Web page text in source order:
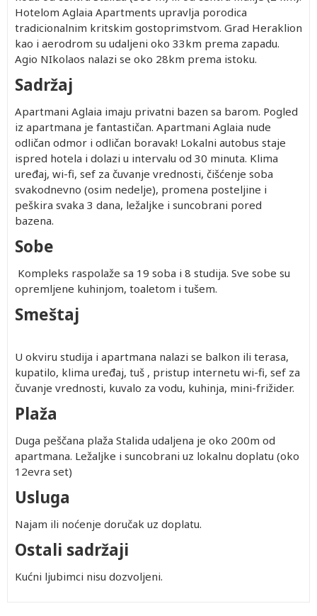
Hotelom Aglaia Apartments upravlja porodica
tradicionalnim kritskim gostoprimstvom. Grad Heraklion
kao i aerodrom su udaljeni oko 33km prema zapadu.
Agio NIkolaos nalazi se oko 28km prema istoku.
Sadržaj
Apartmani Aglaia imaju privatni bazen sa barom. Pogled
iz apartmana je fantastičan. Apartmani Aglaia nude
odličan odmor i odličan boravak! Lokalni autobus staje
ispred hotela i dolazi u intervalu od 30 minuta. Klima
uređaj, wi-fi, sef za čuvanje vrednosti, čišćenje soba
svakodnevno (osim nedelje), promena posteljine i
peškira svaka 3 dana, ležaljke i suncobrani pored
bazena.
Sobe
Kompleks raspolaže sa 19 soba i 8 studija. Sve sobe su
opremljene kuhinjom, toaletom i tušem.
Smeštaj
U okviru studija i apartmana nalazi se balkon ili terasa,
kupatilo, klima uređaj, tuš , pristup internetu wi-fi, sef za
čuvanje vrednosti, kuvalo za vodu, kuhinja, mini-frižider.
Plaža
Duga peščana plaža Stalida udaljena je oko 200m od
apartmana. Ležaljke i suncobrani uz lokalnu doplatu (oko
12evra set)
Usluga
Najam ili noćenje doručak uz doplatu.
Ostali sadržaji
Kućni ljubimci nisu dozvoljeni.